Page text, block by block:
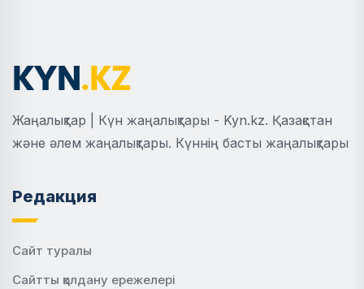
Жаңалықтар | Күн жаңалықтары - Kyn.kz. Қазақстан
және әлем жаңалықтары. Күннің басты жаңалықтары
Редакция
Сайт туралы
Сайтты қолдану ережелері